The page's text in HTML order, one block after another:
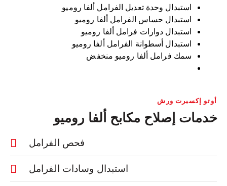
استبدال وحدة تعديل الفرامل ألفا روميو
استبدال حساس الفرامل ألفا روميو
استبدال دوارات فرامل ألفا روميو
استبدال أسطوانة الفرامل ألفا روميو
سمك فرامل ألفا روميو منخفض
أوتو إكسبرت ورش
خدمات إصلاح مكابح ألفا روميو
فحص الفرامل
استبدال وسادات الفرامل